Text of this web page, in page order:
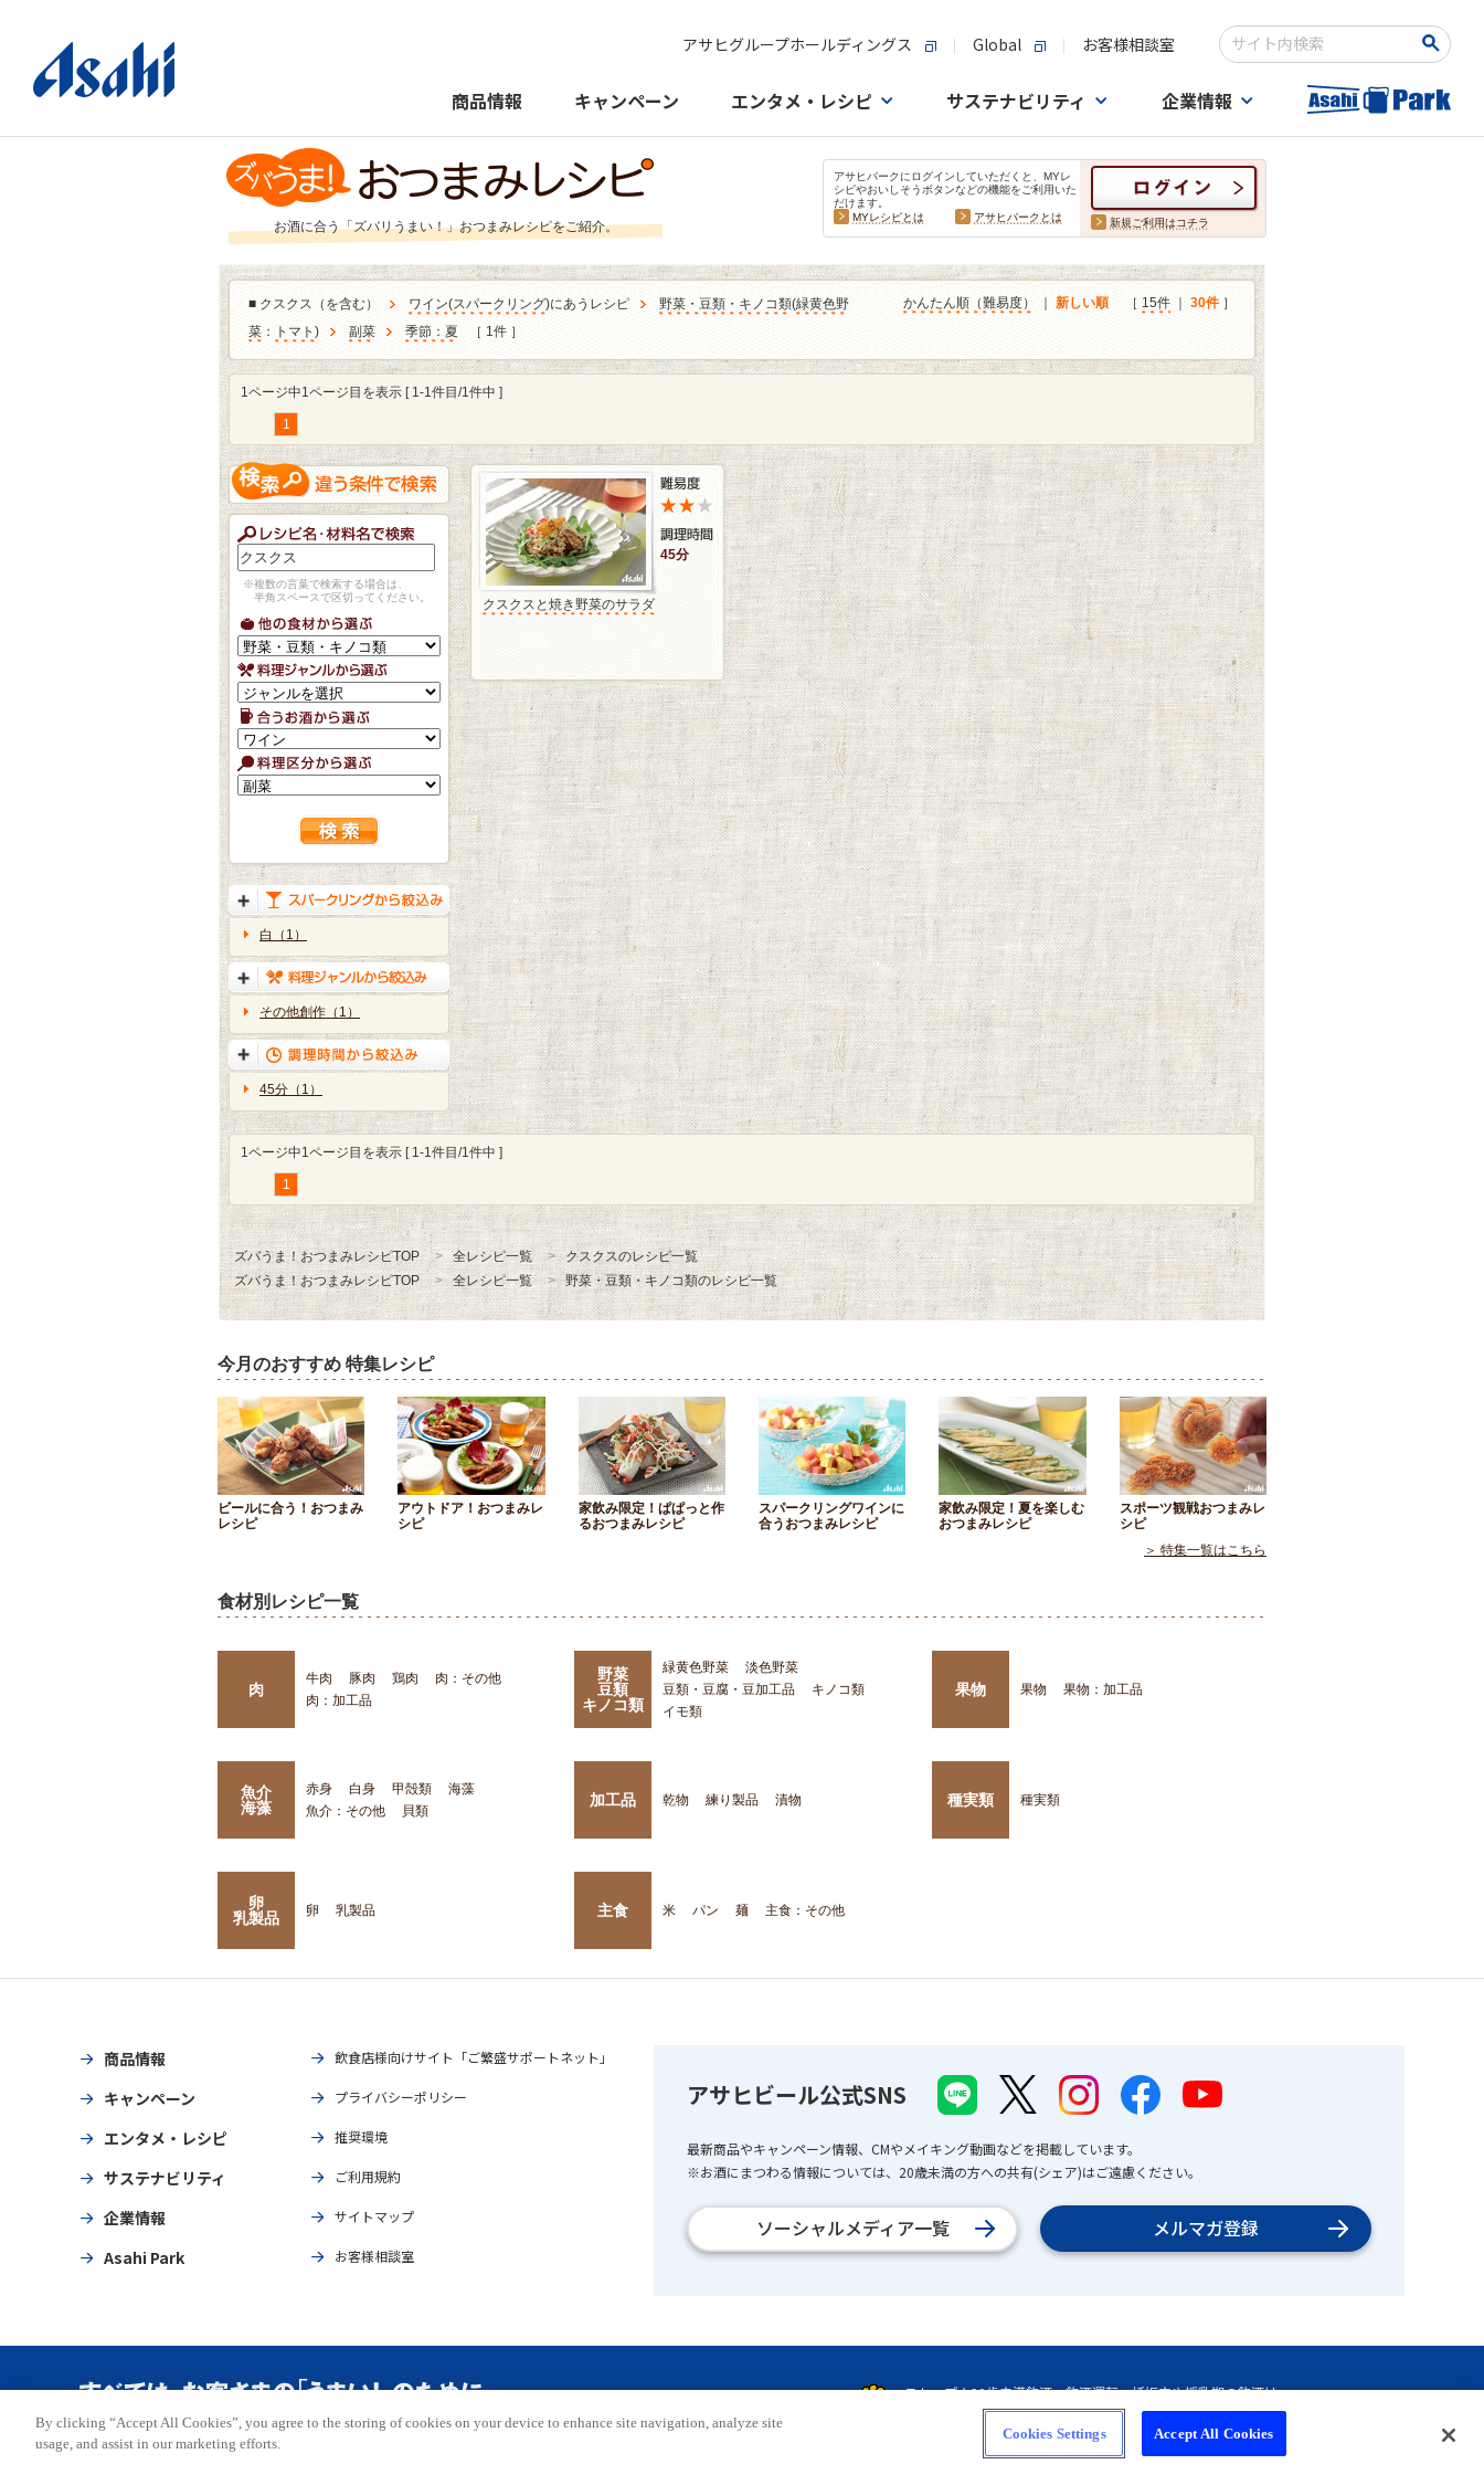
アサヒグループホールディングス Global お客様相談室
検索キーワード入力
商品情報 キャンペーン エンタメ・レシピ サステナビリティ 企業情報
お酒に合う「ズバリうまい！」おつまみレシピをご紹介。
アサヒパークにログインしていただくと、MYレ
シピやおいしそうボタンなどの機能をご利用いた
だけます。
MYレシピとは
アサヒパークとは 新規ご利用はコチラ
■ クスクス（を含む） ワイン(スパークリング)にあうレシピ 野菜・豆類・キノコ類(緑黄色野
菜 ： トマト ) 副菜 季節：夏 ［ 1件 ］
かんたん順（難易度） 新しい順 ［ 15件 30件 ］
1ページ中1ページ目を表示 [ 1-1件目/1件中 ]
1
※複数の言葉で検索する場合は、
半角スペースで区切ってください。
白（1）
その他創作（1）
45分（1）
45分
クスクスと焼き野菜のサラダ
1ページ中1ページ目を表示 [ 1-1件目/1件中 ]
1
ズバうま！おつまみレシピTOP 全レシピ一覧
クスクスのレシピ一覧
ズバうま！おつまみレシピTOP
全レシピ一覧 野菜・豆類・キノコ類のレシピ一覧
今月のおすすめ 特集レシピ
ビールに合う！おつまみ
レシピ
アウトドア！おつまみレ
シピ
家飲み限定！ぱぱっと作
るおつまみレシピ
スパークリングワインに
合うおつまみレシピ
家飲み限定！夏を楽しむ
おつまみレシピ
スポーツ観戦おつまみレ
シピ
＞ 特集一覧はこちら
食材別レシピ一覧
肉
牛肉 豚肉 鶏肉
肉：その他
肉：加工品
野菜
豆類
キノコ類
緑黄色野菜
淡色野菜
豆類・豆腐・豆加工品
キノコ類
イモ類
果物 果物 果物：加工品
魚介
海藻
赤身 白身 甲殻類
海藻
魚介：その他
貝類
加工品 乾物 練り製品 漬物 種実類 種実類
卵
乳製品
卵 乳製品 主食 米 パン 麺 主食：その他
商品情報
キャンペーン
エンタメ・レシピ
サステナビリティ
企業情報
Asahi Park
飲食店様向けサイト「ご繁盛サポートネット」
プライバシーポリシー
推奨環境
ご利用規約
サイトマップ
お客様相談室
アサヒビール公式SNS
最新商品やキャンペーン情報、CMやメイキング動画などを掲載しています。
※お酒にまつわる情報については、20歳未満の方への共有(シェア)はご遠慮ください。
ソーシャルメディア一覧 メルマガ登録
Copyright © ASAHI BREWERIES, LTD. All rights reserved.
By clicking “Accept All Cookies”, you agree to the storing of cookies on your device to enhance site navigation, analyze site
usage, and assist in our marketing efforts.
Cookies Settings Accept All Cookies